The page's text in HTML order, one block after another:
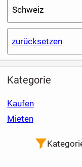
Schweiz
zurücksetzen
Kategorie
Kaufen
Mieten